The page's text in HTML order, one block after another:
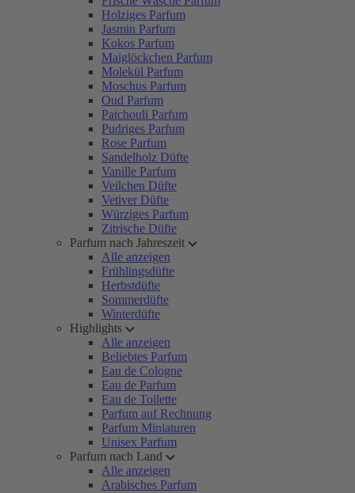
Holziges Parfum
Jasmin Parfum
Kokos Parfum
Maiglöckchen Parfum
Molekül Parfum
Moschus Parfum
Oud Parfum
Patchouli Parfum
Pudriges Parfum
Rose Parfum
Sandelholz Düfte
Vanille Parfum
Veilchen Düfte
Vetiver Düfte
Würziges Parfum
Zitrische Düfte
Parfum nach Jahreszeit
Alle anzeigen
Frühlingsdüfte
Herbstdüfte
Sommerdüfte
Winterdüfte
Highlights
Alle anzeigen
Beliebtes Parfum
Eau de Cologne
Eau de Parfum
Eau de Toilette
Parfum auf Rechnung
Parfum Miniaturen
Unisex Parfum
Parfum nach Land
Alle anzeigen
Arabisches Parfum